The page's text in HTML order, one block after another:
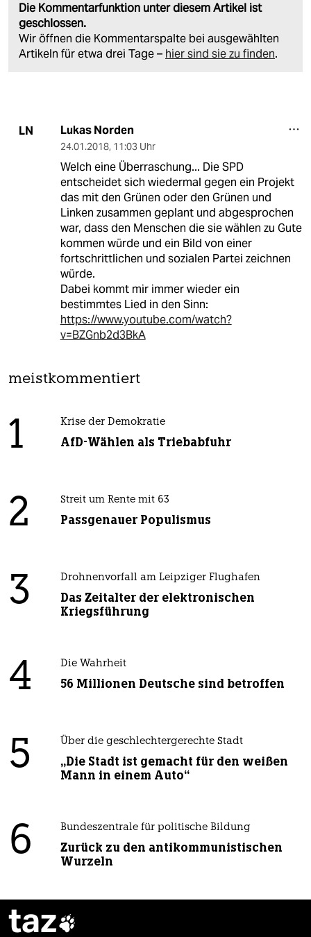
Die Kommentarfunktion unter diesem Artikel ist
geschlossen.
Wir öffnen die Kommentarspalte bei ausgewählten
Artikeln für etwa drei Tage – hier sind sie zu finden.
LN Lukas Norden
24.01.2018, 11:03 Uhr
Welch eine Überraschung... Die SPD
entscheidet sich wiedermal gegen ein Projekt
das mit den Grünen oder den Grünen und
Linken zusammen geplant und abgesprochen
war, dass den Menschen die sie wählen zu Gute
kommen würde und ein Bild von einer
fortschrittlichen und sozialen Partei zeichnen
würde.
Dabei kommt mir immer wieder ein
bestimmtes Lied in den Sinn:
https://www.youtube.com/watch?
v=BZGnb2d3BkA
meistkommentiert
1 Krise der Demokratie
AfD-Wählen als Triebabfuhr
2 Streit um Rente mit 63
Passgenauer Populismus
3 Drohnenvorfall am Leipziger Flughafen
Das Zeitalter der elektronischen
Kriegsführung
4 Die Wahrheit
56 Millionen Deutsche sind betroffen
5 Über die geschlechtergerechte Stadt
„Die Stadt ist gemacht für den weißen
Mann in einem Auto“
6 Bundeszentrale für politische Bildung
Zurück zu den antikommunistischen
Wurzeln
taz